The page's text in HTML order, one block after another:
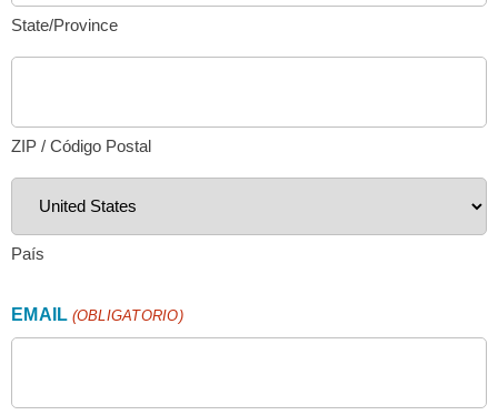
State/Province
ZIP / Código Postal
País
EMAIL (OBLIGATORIO)